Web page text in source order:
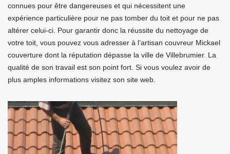
connues pour être dangereuses et qui nécessitent une
expérience particulière pour ne pas tomber du toit et pour ne pas
altérer celui-ci. Pour garantir donc la réussite du nettoyage de
votre toit, vous pouvez vous adresser à l’artisan couvreur Mickael
couverture dont la réputation dépasse la ville de Villebrumier. La
qualité de son travail est son point fort. Si vous voulez avoir de
plus amples informations visitez son site web.